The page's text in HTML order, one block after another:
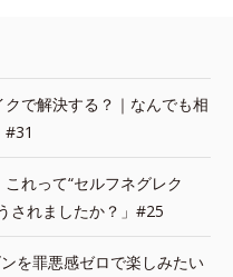
で解決する？｜なんでも相
#31
れって“セルフネグレク
されましたか？」#25
を罪悪感ゼロで楽しみたい